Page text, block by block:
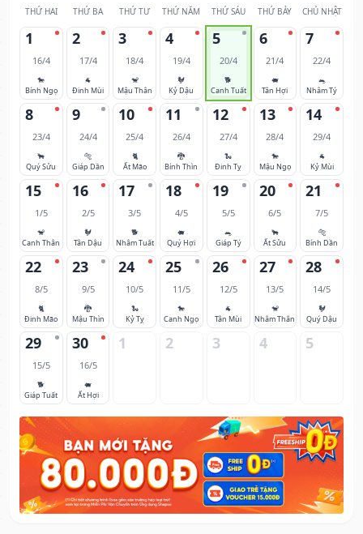
THỨ HAI THỨ BA THỨ TƯ THỨ NĂM THỨ SÁU THỨ BẢY CHỦ NHẬT
1
16/4
🐎
Bính Ngọ
2
17/4
🐐
Đinh Mùi
3
18/4
🐒
Mậu Thân
4
19/4
🐓
Kỷ Dậu
5
20/4
🐕
Canh Tuất
6
21/4
🐖
Tân Hợi
7
22/4
🐀
Nhâm Tý
8
23/4
🐂
Quý Sửu
9
24/4
🐅
Giáp Dần
10
25/4
🐈
Ất Mão
11
26/4
🐉
Bính Thìn
12
27/4
🐍
Đinh Tỵ
13
28/4
🐎
Mậu Ngọ
14
29/4
🐐
Kỷ Mùi
15
1/5
🐒
Canh Thân
16
2/5
🐓
Tân Dậu
17
3/5
🐕
Nhâm Tuất
18
4/5
🐖
Quý Hợi
19
5/5
🐀
Giáp Tý
20
6/5
🐂
Ất Sửu
21
7/5
🐅
Bính Dần
22
8/5
🐈
Đinh Mão
23
9/5
🐉
Mậu Thìn
24
10/5
🐍
Kỷ Tỵ
25
11/5
🐎
Canh Ngọ
26
12/5
🐐
Tân Mùi
27
13/5
🐒
Nhâm Thân
28
14/5
🐓
Quý Dậu
29
15/5
🐕
Giáp Tuất
30
16/5
🐖
Ất Hợi
1 2 3 4 5